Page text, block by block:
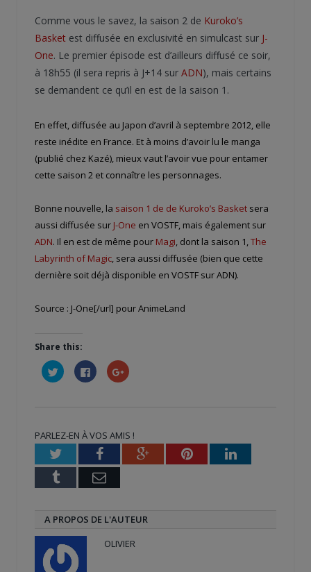
Comme vous le savez, la saison 2 de Kuroko’s
Basket est diffusée en exclusivité en simulcast sur J-
One. Le premier épisode est d’ailleurs diffusé ce soir,
à 18h55 (il sera repris à J+14 sur ADN), mais certains
se demandent ce qu’il en est de la saison 1.
En effet, diffusée au Japon d’avril à septembre 2012, elle
reste inédite en France. Et à moins d’avoir lu le manga
(publié chez Kazé), mieux vaut l’avoir vue pour entamer
cette saison 2 et connaître les personnages.
Bonne nouvelle, la saison 1 de de Kuroko’s Basket sera
aussi diffusée sur J-One en VOSTF, mais également sur
ADN. Il en est de même pour Magi, dont la saison 1,The
Labyrinth of Magic, sera aussi diffusée (bien que cette
dernière soit déjà disponible en VOSTF sur ADN).
Source : J-One[/url] pour AnimeLand
Share this:
Cliquez
pour
partager
fenêtre)
Cliquez
pour
partager
fenêtre)
Cliquez
pour
nouvelle
fenêtre)
PARLEZ-EN À VOS AMIS !
TwitterFacebookGoogle+PinterestLinkedIn
Tumblr Email
A PROPOS DE L'AUTEUR
OLIVIER